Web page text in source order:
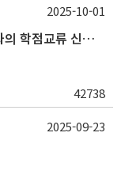
2025학년도 동계 계절학기 국내 타 대학과의 학점교류 신청 안내
42738
2025-10-01
2025-09-23